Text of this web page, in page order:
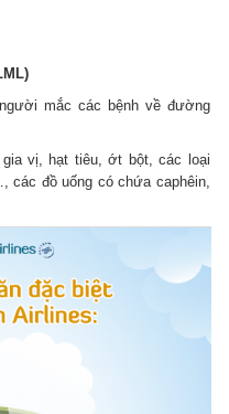
mắc các bệnh về đường
vị, hạt tiêu, ớt bột, các loại
đồ uống có chứa caphêin,